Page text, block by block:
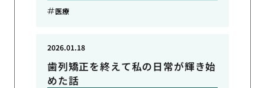
医療
歯列矯正を終えて私の日常が輝き始
めた話
2026.01.18